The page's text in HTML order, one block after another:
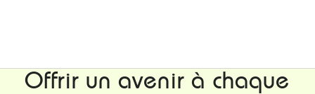
Offrir un avenir à chaque